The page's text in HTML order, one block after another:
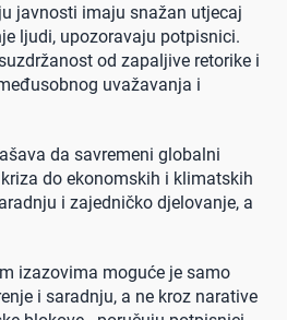
javnosti imaju snažan utjecaj
ljudi, upozoravaju potpisnici.
od zapaljive retorike i
uvažavanja i
da savremeni globalni
do ekonomskih i klimatskih
i zajedničko djelovanje, a
izazovima moguće je samo
i saradnju, a ne kroz narative